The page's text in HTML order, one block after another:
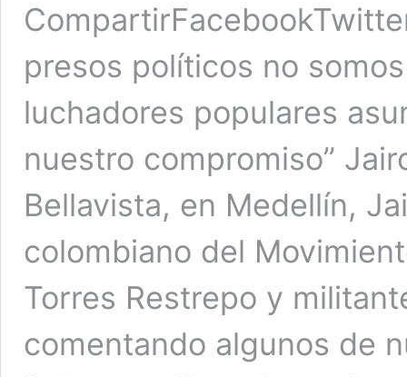
presos políticos no
luchadores populares
nuestro compromiso”
Bellavista, en Medellín,
colombiano del
Torres Restrepo y
comentando algunos de